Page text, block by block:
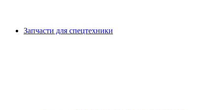
Запчасти для спецтехники